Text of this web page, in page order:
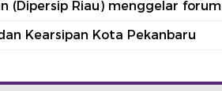
(Dipersip Riau) menggelar
Kearsipan Kota Pekanbaru